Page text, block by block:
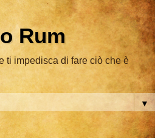
Rum
ti impedisca di fare ciò che è
▼